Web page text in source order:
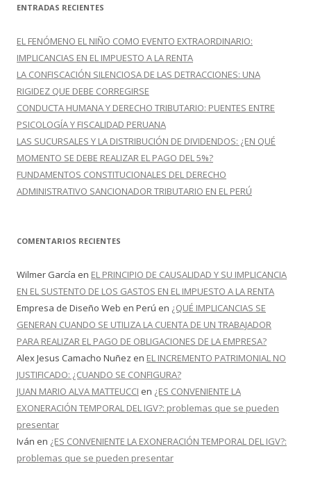
r
:
ENTRADAS RECIENTES
EL FENÓMENO EL NIÑO COMO EVENTO EXTRAORDINARIO:
IMPLICANCIAS EN EL IMPUESTO A LA RENTA
LA CONFISCACIÓN SILENCIOSA DE LAS DETRACCIONES: UNA
RIGIDEZ QUE DEBE CORREGIRSE
CONDUCTA HUMANA Y DERECHO TRIBUTARIO: PUENTES ENTRE
PSICOLOGÍA Y FISCALIDAD PERUANA
LAS SUCURSALES Y LA DISTRIBUCIÓN DE DIVIDENDOS: ¿EN QUÉ
MOMENTO SE DEBE REALIZAR EL PAGO DEL 5%?
FUNDAMENTOS CONSTITUCIONALES DEL DERECHO
ADMINISTRATIVO SANCIONADOR TRIBUTARIO EN EL PERÚ
COMENTARIOS RECIENTES
Wilmer García en EL PRINCIPIO DE CAUSALIDAD Y SU IMPLICANCIA
EN EL SUSTENTO DE LOS GASTOS EN EL IMPUESTO A LA RENTA
Empresa de Diseño Web en Perú en ¿QUÉ IMPLICANCIAS SE
GENERAN CUANDO SE UTILIZA LA CUENTA DE UN TRABAJADOR
PARA REALIZAR EL PAGO DE OBLIGACIONES DE LA EMPRESA?
Alex Jesus Camacho Nuñez en EL INCREMENTO PATRIMONIAL NO
JUSTIFICADO: ¿CUANDO SE CONFIGURA?
JUAN MARIO ALVA MATTEUCCI en ¿ES CONVENIENTE LA
EXONERACIÓN TEMPORAL DEL IGV?: problemas que se pueden
presentar
Iván en ¿ES CONVENIENTE LA EXONERACIÓN TEMPORAL DEL IGV?:
problemas que se pueden presentar